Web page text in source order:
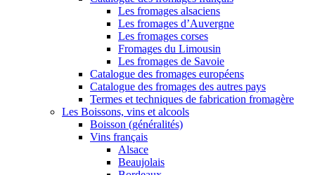
Les fromages alsaciens
Les fromages d’Auvergne
Les fromages corses
Fromages du Limousin
Les fromages de Savoie
Catalogue des fromages européens
Catalogue des fromages des autres pays
Termes et techniques de fabrication fromagère
Les Boissons, vins et alcools
Boisson (généralités)
Vins français
Alsace
Beaujolais